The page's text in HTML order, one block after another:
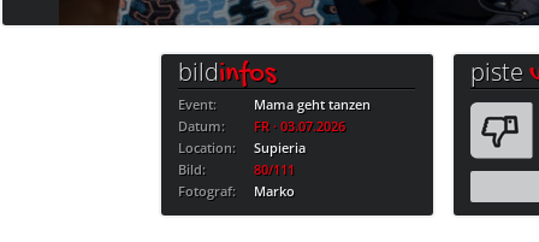
bildinfos
Event:
Mama geht tanzen
Datum:
FR · 03.07.2026
Location:
Supieria
Bild:
80/111
Fotograf:
Marko
piste